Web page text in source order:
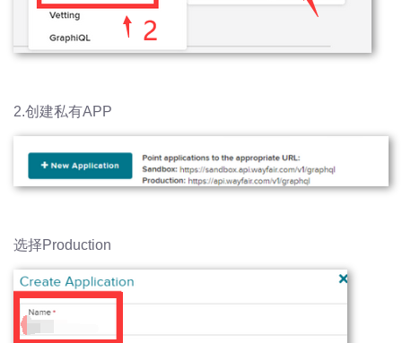
2.创建私有APP
选择Production